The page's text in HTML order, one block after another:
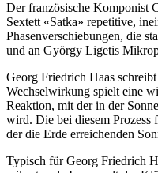
Der französische Komponist
Sextett «Satka» repetitive,
Phasenverschiebungen, die
und an György Ligetis
Georg Friedrich Haas
Wechselwirkung spielt eine
Reaktion, mit der in der
wird. Die bei diesem Prozess
der die Erde erreichenden
Typisch für Georg Friedrich